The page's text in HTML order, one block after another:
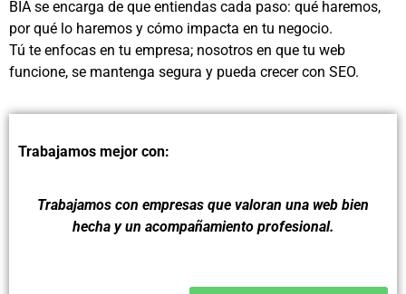
BIA se encarga de que entiendas cada paso: qué haremos,
por qué lo haremos y cómo impacta en tu negocio.
Tú te enfocas en tu empresa; nosotros en que tu web
funcione, se mantenga segura y pueda crecer con SEO.
Trabajamos mejor con:
Trabajamos con empresas que valoran una web bien
hecha y un acompañamiento profesional.